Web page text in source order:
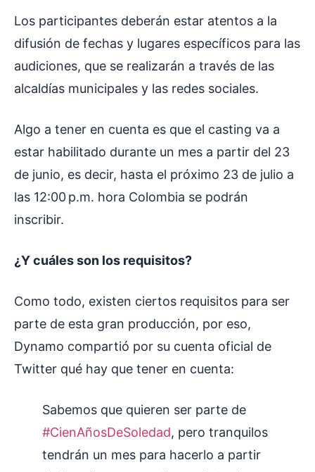
Los participantes deberán estar atentos a la
difusión de fechas y lugares específicos para las
audiciones, que se realizarán a través de las
alcaldías municipales y las redes sociales.
Algo a tener en cuenta es que el casting va a
estar habilitado durante un mes a partir del 23
de junio, es decir, hasta el próximo 23 de julio a
las 12:00 p.m. hora Colombia se podrán
inscribir.
¿Y cuáles son los requisitos?
Como todo, existen ciertos requisitos para ser
parte de esta gran producción, por eso,
Dynamo compartió por su cuenta oficial de
Twitter qué hay que tener en cuenta:
Sabemos que quieren ser parte de
#CienAñosDeSoledad, pero tranquilos
tendrán un mes para hacerlo a partir